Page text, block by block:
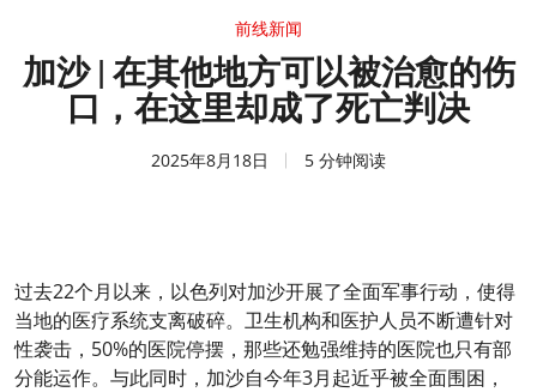
前线新闻
加沙 | 在其他地方可以被治愈的伤
口，在这里却成了死亡判决
2025年8月18日 5 分钟阅读
过去22个月以来，以色列对加沙开展了全面军事行动，使得
当地的医疗系统支离破碎。卫生机构和医护人员不断遭针对
性袭击，50%的医院停摆，那些还勉强维持的医院也只有部
分能运作。与此同时，加沙自今年3月起近乎被全面围困，